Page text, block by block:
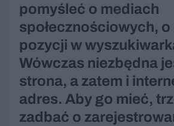
pomyśleć o mediach
społecznościowych,
pozycji w
Wówczas niezbędna
strona, a zatem i
adres. Aby go mieć,
zadbać o